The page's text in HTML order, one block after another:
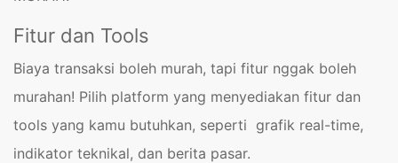
Fitur dan Tools
Biaya transaksi boleh murah, tapi fitur nggak boleh
murahan! Pilih platform yang menyediakan fitur dan
tools yang kamu butuhkan, seperti grafik real-time,
indikator teknikal, dan berita pasar.